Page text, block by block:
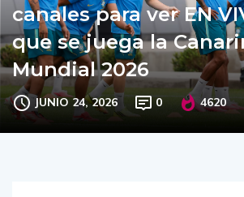
canales para ver EN
que se juega la
Mundial 2026
JUNIO 24, 2026 0 4620